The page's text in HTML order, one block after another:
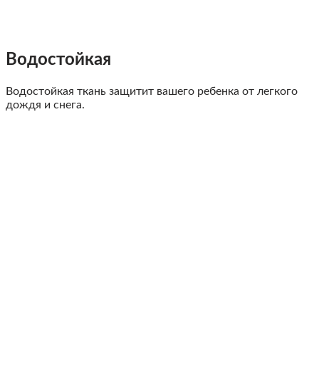
Водостойкая
Водостойкая ткань защитит вашего ребенка от легкого
дождя и снега.